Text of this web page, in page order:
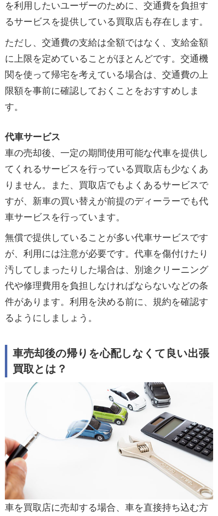
を利用したいユーザーのために、交通費を負担す
るサービスを提供している買取店も存在します。
ただし、交通費の支給は全額ではなく、支給金額
に上限を定めていることがほとんどです。交通機
関を使って帰宅を考えている場合は、交通費の上
限額を事前に確認しておくことをおすすめしま
す。
代車サービス
車の売却後、一定の期間使用可能な代車を提供し
てくれるサービスを行っている買取店も少なくあ
りません。また、買取店でもよくあるサービスで
すが、新車の買い替えが前提のディーラーでも代
車サービスを行っています。
無償で提供していることが多い代車サービスです
が、利用には注意が必要です。代車を傷付けたり
汚してしまったりした場合は、別途クリーニング
代や修理費用を負担しなければならないなどの条
件があります。利用を決める前に、規約を確認す
るようにしましょう。
車売却後の帰りを心配しなくて良い出張
買取とは？
車を買取店に売却する場合、車を直接持ち込む方